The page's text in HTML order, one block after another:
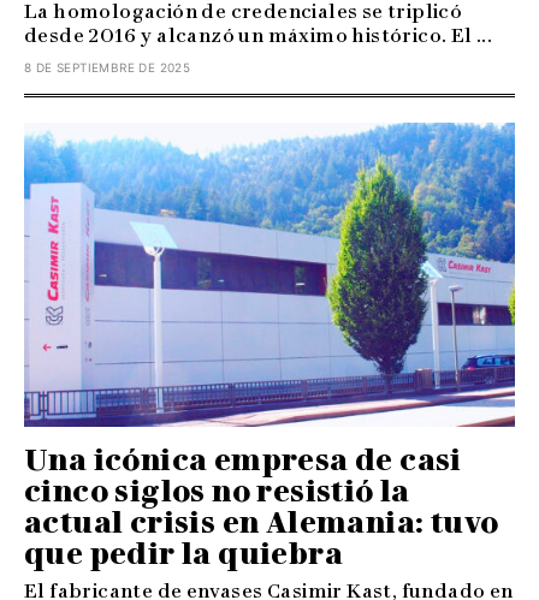
La homologación de credenciales se triplicó
desde 2016 y alcanzó un máximo histórico. El ...
8 DE SEPTIEMBRE DE 2025
Una icónica empresa de casi
cinco siglos no resistió la
actual crisis en Alemania: tuvo
que pedir la quiebra
El fabricante de envases Casimir Kast, fundado en